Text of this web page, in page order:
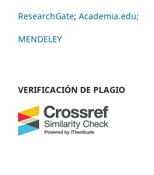
ResearchGate; Academia.edu;
MENDELEY
VERIFICACIÓN DE PLAGIO